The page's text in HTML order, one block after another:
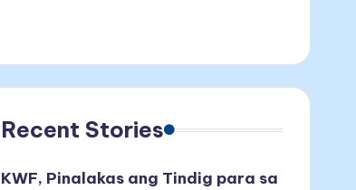
Recent Stories
KWF, Pinalakas ang Tindig para sa